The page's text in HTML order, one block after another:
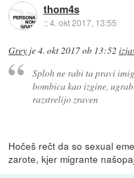
thom4s
::4. okt 2017, 13:55
Grey je4. okt 2017 ob 13:52
Sploh ne rabi ta pravi
bombica kao izgine,
razstrelijo zraven
Hočeš rečt da so sexual
zarote, kjer migrante